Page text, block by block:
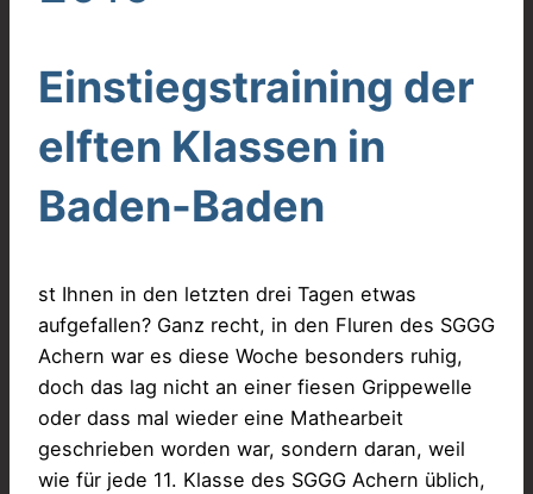
Einstiegstraining der
elften Klassen in
Baden-Baden
st Ihnen in den letzten drei Tagen etwas
aufgefallen? Ganz recht, in den Fluren des SGGG
Achern war es diese Woche besonders ruhig,
doch das lag nicht an einer fiesen Grippewelle
oder dass mal wieder eine Mathearbeit
geschrieben worden war, sondern daran, weil
wie für jede 11. Klasse des SGGG Achern üblich,